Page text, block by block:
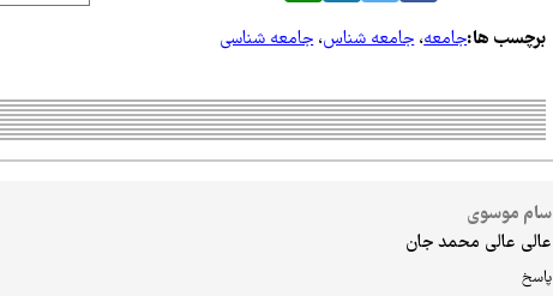
برچسب ها:جامعه،جامعه شناس،جامعه شناسی
سام موسوی
عالی عالی محمد جان
پاسخ